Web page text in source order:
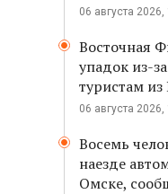
06 августа 2026,
Восточная
упадок из-
туристам
06 августа 2026,
Восемь
наезде
Омске,